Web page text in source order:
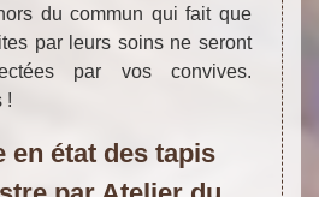
du commun qui fait que
par leurs soins ne seront
par vos convives.
!
en état des tapis